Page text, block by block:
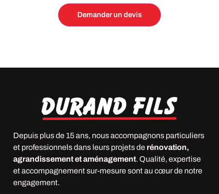
Depuis plus de 15 ans, nous accompagnons particuliers
et professionnels dans leurs projets de rénovation,
agrandissement et aménagement. Qualité, expertise
et accompagnement sur-mesure sont au cœur de notre
engagement.